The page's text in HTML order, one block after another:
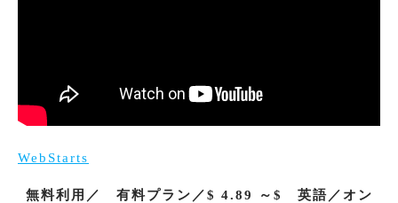
WebStarts
無料利用／
有料プラン／$ 4.89 ～$
英語／オン